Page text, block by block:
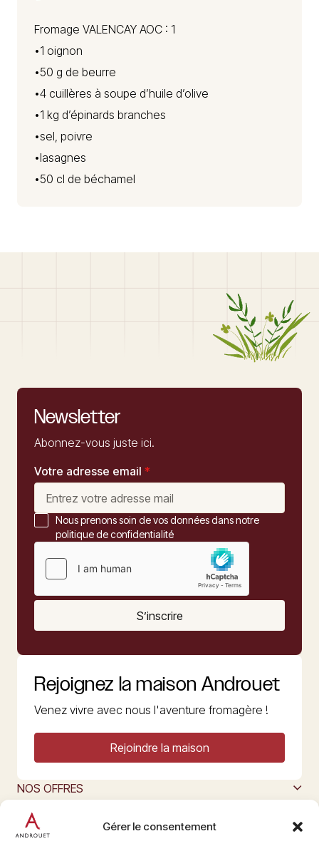
Gérer le consentement
Fromage VALENCAY AOC : 1
•1 oignon
•50 g de beurre
•4 cuillères à soupe d’huile d’olive
•1 kg d’épinards branches
•sel, poivre
•lasagnes
•50 cl de béchamel
Newsletter
Abonnez-vous juste ici.
Votre adresse email *
Nous prenons soin de vos données dans notre
politique de confidentialité
S’inscrire
Rejoignez la maison Androuet
Venez vivre avec nous l'aventure fromagère !
Rejoindre la maison
NOS OFFRES
L’ART DU FROMAGE
Nous suivre